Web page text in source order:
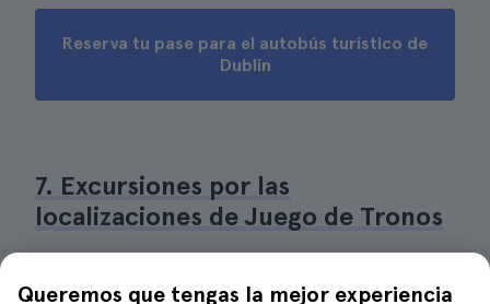
Reserva tu pase para el autobús turístico de
Dublín
7. Excursiones por las
localizaciones de Juego de Tronos
Queremos que tengas la mejor experiencia